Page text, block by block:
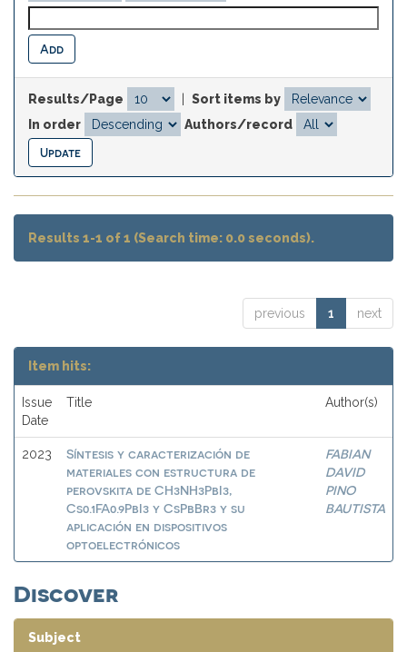
Results/Page
Sort items by
In order
Authors/record
Results 1-1 of 1 (Search time: 0.0 seconds).
previous 1 next
Item hits:
Issue
Date
Title Author(s)
2023
Síntesis y caracterización de
materiales con estructura de
perovskita de CH3NH3PbI3,
Cs0.1FA0.9PbI3 y CsPbBr3 y su
aplicación en dispositivos
optoelectrónicos
FABIAN
DAVID
PINO
BAUTISTA
Discover
Subject